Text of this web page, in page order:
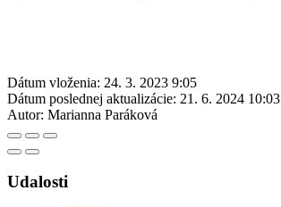
Dátum vloženia: 24. 3. 2023 9:05
Dátum poslednej aktualizácie: 21. 6. 2024 10:03
Autor: Marianna Paráková
Udalosti